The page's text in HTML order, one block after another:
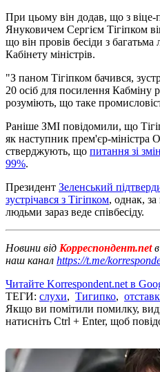
При цьому він додав, що з віце-
Януковичем Сергієм Тігіпком
що він провів бесіди з
Кабінету міністрів.
"З паном Тігіпком бачився,
20 осіб для посилення Кабміну
розуміють, що таке
Раніше ЗМІ повідомили, що
як наступник прем'єр-міністра
стверджують, що питання зі
99%.
Президент Зеленський
зустрічався з Тігіпком, однак, за
людьми зараз веде співбесіду.
Новини від Корреспондент.net
наш канал https://t.me/
Читайте Korrespondent.net в
ТЕГИ: слухи, Тигипко,
Якщо ви помітили помилку,
натисніть Ctrl + Enter, щоб